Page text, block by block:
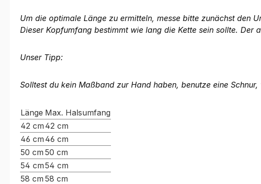
Um die optimale Länge zu ermitteln, messe bitte zunächst den
Dieser Kopfumfang bestimmt wie lang die Kette sein sollte.
Unser Tipp:
Solltest du kein Maßband zur Hand haben, benutze eine
Länge Max. Halsumfang
42 cm 42 cm
46 cm 46 cm
50 cm 50 cm
54 cm54 cm
58 cm 58 cm